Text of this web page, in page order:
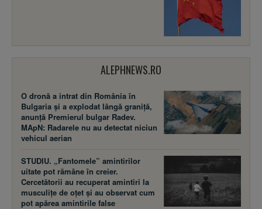
ALEPHNEWS.RO
O dronă a intrat din România în
Bulgaria și a explodat lângă graniță,
anunță Premierul bulgar Radev.
MApN: Radarele nu au detectat niciun
vehicul aerian
STUDIU. „Fantomele” amintirilor
uitate pot rămâne în creier.
Cercetătorii au recuperat amintiri la
musculițe de oțet și au observat cum
pot apărea amintirile false